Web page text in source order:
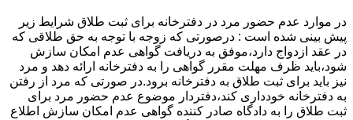
در موارد عدم حضور مرد در دفترخانه برای ثبت طلاق شرایط زیر
پیش بینی شده است : درصورتی که زوجه با توجه به حق طلاقی که
در عقد ازدواج دارد،موفق به دریافت گواهی عدم امکان سازش
شود،باید ظرف مهلت مقرر گواهی را به دفترخانه ارائه دهد و مرد
نیز باید برای ثبت طلاق به دفترخانه برود.در صورتی که مرد از رفتن
به دفترخانه خودداری کند،دفتردار موضوع عدم حضور مرد برای
ثبت طلاق را به دادگاه صادر کننده گواهی عدم امکان سازش اطلاع